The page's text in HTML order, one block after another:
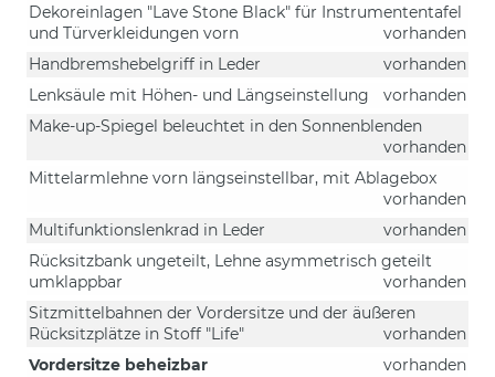
Dekoreinlagen "Lave Stone Black" für Instrumententafel
und Türverkleidungen vorn
vorhanden
Handbremshebelgriff in Leder
vorhanden
Lenksäule mit Höhen- und Längseinstellung
vorhanden
Make-up-Spiegel beleuchtet in den Sonnenblenden
vorhanden
Mittelarmlehne vorn längseinstellbar, mit Ablagebox
vorhanden
Multifunktionslenkrad in Leder
vorhanden
Rücksitzbank ungeteilt, Lehne asymmetrisch geteilt
umklappbar
vorhanden
Sitzmittelbahnen der Vordersitze und der äußeren
Rücksitzplätze in Stoff "Life"
vorhanden
Vordersitze beheizbar
vorhanden